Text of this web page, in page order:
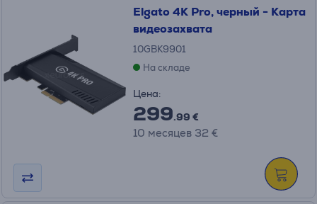
Elgato 4K Pro, черный - Карта
видеозахвата
10GBK9901
На складе
Цена:
299.99 €
10 месяцев 32 €